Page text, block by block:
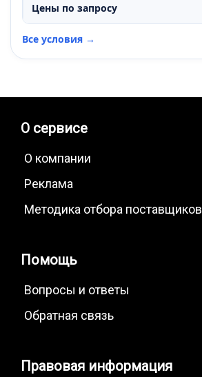
Цены по запросу
Все условия →
О сервисе
О компании
Реклама
Методика отбора поставщиков
Помощь
Вопросы и ответы
Обратная связь
Правовая информация